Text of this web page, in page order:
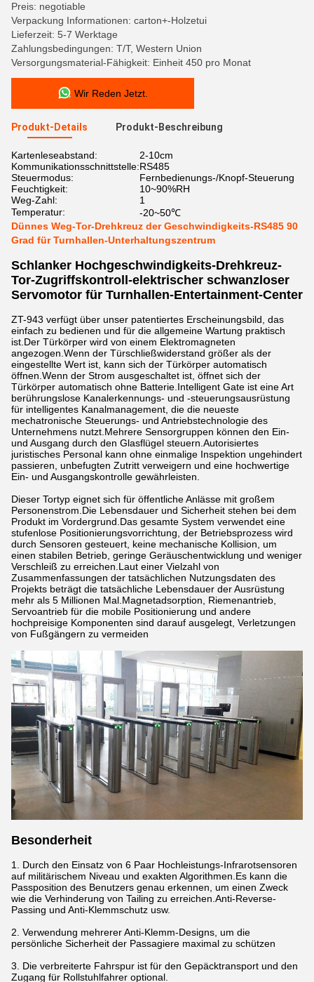
Preis: negotiable
Verpackung Informationen: carton+-Holzetui
Lieferzeit: 5-7 Werktage
Zahlungsbedingungen: T/T, Western Union
Versorgungsmaterial-Fähigkeit: Einheit 450 pro Monat
Wir Reden Jetzt.
Produkt-Details Produkt-Beschreibung
Kartenleseabstand:
2-10cm
Kommunikationsschnittstelle:RS485
Steuermodus:
Fernbedienungs-/Knopf-Steuerung
Feuchtigkeit:
10~90%RH
Weg-Zahl:
1
Temperatur:
-20~50℃
Dünnes Weg-Tor-Drehkreuz der Geschwindigkeits-RS485 90
Grad für Turnhallen-Unterhaltungszentrum
Schlanker Hochgeschwindigkeits-Drehkreuz-
Tor-Zugriffskontroll-elektrischer schwanzloser
Servomotor für Turnhallen-Entertainment-Center
ZT-943 verfügt über unser patentiertes Erscheinungsbild, das
einfach zu bedienen und für die allgemeine Wartung praktisch
ist.Der Türkörper wird von einem Elektromagneten
angezogen.Wenn der Türschließwiderstand größer als der
eingestellte Wert ist, kann sich der Türkörper automatisch
öffnen.Wenn der Strom ausgeschaltet ist, öffnet sich der
Türkörper automatisch ohne Batterie.Intelligent Gate ist eine Art
berührungslose Kanalerkennungs- und -steuerungsausrüstung
für intelligentes Kanalmanagement, die die neueste
mechatronische Steuerungs- und Antriebstechnologie des
Unternehmens nutzt.Mehrere Sensorgruppen können den Ein-
und Ausgang durch den Glasflügel steuern.Autorisiertes
juristisches Personal kann ohne einmalige Inspektion ungehindert
passieren, unbefugten Zutritt verweigern und eine hochwertige
Ein- und Ausgangskontrolle gewährleisten.
Dieser Tortyp eignet sich für öffentliche Anlässe mit großem
Personenstrom.Die Lebensdauer und Sicherheit stehen bei dem
Produkt im Vordergrund.Das gesamte System verwendet eine
stufenlose Positionierungsvorrichtung, der Betriebsprozess wird
durch Sensoren gesteuert, keine mechanische Kollision, um
einen stabilen Betrieb, geringe Geräuschentwicklung und weniger
Verschleiß zu erreichen.Laut einer Vielzahl von
Zusammenfassungen der tatsächlichen Nutzungsdaten des
Projekts beträgt die tatsächliche Lebensdauer der Ausrüstung
mehr als 5 Millionen Mal.Magnetadsorption, Riemenantrieb,
Servoantrieb für die mobile Positionierung und andere
hochpreisige Komponenten sind darauf ausgelegt, Verletzungen
von Fußgängern zu vermeiden
Besonderheit
1. Durch den Einsatz von 6 Paar Hochleistungs-Infrarotsensoren
auf militärischem Niveau und exakten Algorithmen.Es kann die
Passposition des Benutzers genau erkennen, um einen Zweck
wie die Verhinderung von Tailing zu erreichen.Anti-Reverse-
Passing und Anti-Klemmschutz usw.
2. Verwendung mehrerer Anti-Klemm-Designs, um die
persönliche Sicherheit der Passagiere maximal zu schützen
3. Die verbreiterte Fahrspur ist für den Gepäcktransport und den
Zugang für Rollstuhlfahrer optional.